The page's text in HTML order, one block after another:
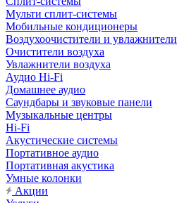
Мульти сплит-системы
Мобильные кондиционеры
Воздухоочистители и увлажнители
Очистители воздуха
Увлажнители воздуха
Аудио Hi-Fi
Домашнее аудио
Саундбары и звуковые панели
Музыкальные центры
Hi-Fi
Акустические системы
Портативное аудио
Портативная акустика
Умные колонки
Акции